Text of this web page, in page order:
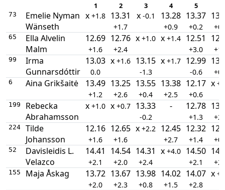
1 2 3 4 5
73
Emelie Nyman
Wänseth
x +1.8 13.31
+1.7
x -0.1 13.28
+0.9
13.37
+0.2
65
Ella Alvelin
Malm
12.69
+1.6
12.76
+2.4
x +1.0 x +1.4 12.51
+3.0
99
Irma
Gunnarsdóttir
13.03
0.0
x +1.6 13.15
-1.3
x +1.7 12.99
-0.6
6 Aina Grikšaitė 13.49
+1.2
13.25
+2.6
13.55
+0.4
13.38
+2.5
12.17
+0.6
x
199
Rebecka
Abrahamsson
x +1.0 x +0.7 13.33
-0.2
- 12.78
+1.3
224
Tilde
Johansson
12.16
+1.6
12.65
+1.6
x +2.2 12.45
+2.7
12.32
+1.4
52
Davisleidis L.
Velazco
14.41
+2.1
14.54
+2.0
14.31
+2.4
x +4.0 14.50
+2.1
155 Maja Åskag 13.72
+2.0
13.67
+2.3
13.98
+0.8
14.02
+1.5
14.07
+2.8
x